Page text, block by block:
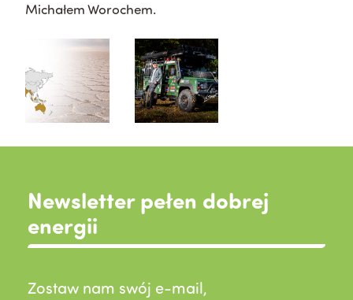
Michałem Worochem.
Newsletter pełen dobrej
energii
Zostaw nam swój e-mail,